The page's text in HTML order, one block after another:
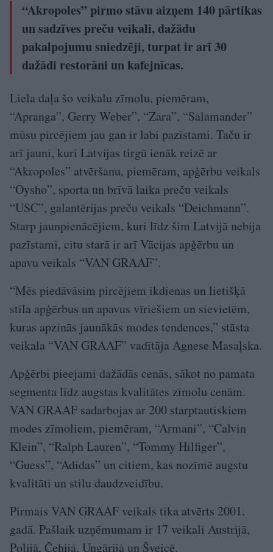
“Akropoles” pirmo stāvu aizņem 140 pārtikas
un sadzīves preču veikali, dažādu
pakalpojumu sniedzēji, turpat ir arī 30
dažādi restorāni un kafejnīcas.
Liela daļa šo veikalu zīmolu, piemēram,
“Apranga”, Gerry Weber”, “Zara”, “Salamander”
mūsu pircējiem jau gan ir labi pazīstami. Taču ir
arī jauni, kuri Latvijas tirgū ienāk reizē ar
“Akropoles” atvēršanu, piemēram, apģērbu veikals
“Oysho”, sporta un brīvā laika preču veikals
“USC”, galantērijas preču veikals “Deichmann”.
Starp jaunpienācējiem, kuri līdz šim Latvijā nebija
pazīstami, citu starā ir arī Vācijas apģērbu un
apavu veikals “VAN GRAAF”.
“Mēs piedāvāsim pircējiem ikdienas un lietišķā
stila apģērbus un apavus vīriešiem un sievietēm,
kuras apzinās jaunākās modes tendences,” stāsta
veikala “VAN GRAAF” vadītāja Agnese Masaļska.
Apģērbi pieejami dažādās cenās, sākot no pamata
segmenta līdz augstas kvalitātes zīmolu cenām.
VAN GRAAF sadarbojas ar 200 starptautiskiem
modes zīmoliem, piemēram, “Armani”, “Calvin
Klein”, “Ralph Lauren”, “Tommy Hilfiger”,
“Guess”, “Adidas” un citiem, kas nozīmē augstu
kvalitāti un stilu daudzveidību.
Pirmais VAN GRAAF veikals tika atvērts 2001.
gadā. Pašlaik uzņēmumam ir 17 veikali Austrijā,
Polijā, Čehijā, Ungārijā un Šveicē.